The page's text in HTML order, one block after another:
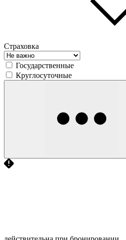
Страховка
Государственные
Круглосуточные